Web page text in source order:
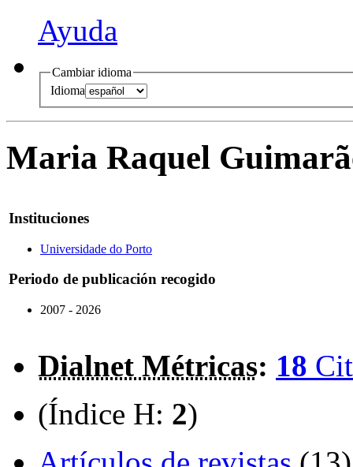
Ayuda
Cambiar idioma
Idioma
Maria Raquel
Instituciones
Universidade do Porto
Periodo de publicación recogido
2007 - 2026
Dialnet Métricas: 18
(Índice H: 2)